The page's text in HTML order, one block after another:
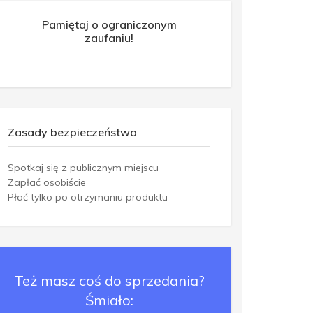
Pamiętaj o ograniczonym
zaufaniu!
Zasady bezpieczeństwa
Spotkaj się z publicznym miejscu
Zapłać osobiście
Płać tylko po otrzymaniu produktu
Też masz coś do sprzedania?
Śmiało: